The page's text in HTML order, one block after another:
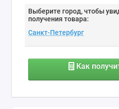
Выберите город, чтобы
получения товара:
Как